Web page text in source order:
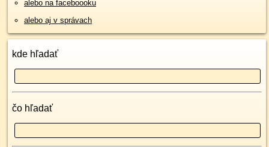
alebo na faceboooku
alebo aj v správach
kde hľadať
čo hľadať